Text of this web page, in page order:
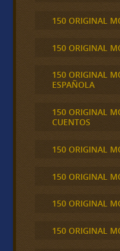
150 ORIGINAL
150 ORIGINAL
150 ORIGINAL
ESPAÑOLA
150 ORIGINAL
CUENTOS
150 ORIGINAL
150 ORIGINAL
150 ORIGINAL
150 ORIGINAL